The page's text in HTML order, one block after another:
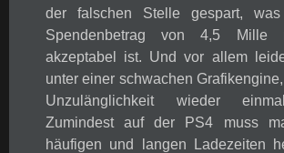
der falschen Stelle gespart,
Spendenbetrag von 4,5 Mille
akzeptabel ist. Und vor allem
unter einer schwachen
Unzulänglichkeit wieder
Zumindest auf der PS4 muss
häufigen und langen Ladezeiten